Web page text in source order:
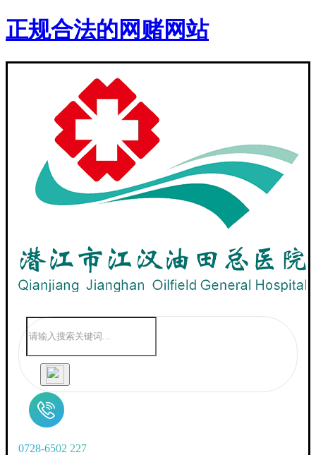
正规合法的网赌网站
0728-6502 227